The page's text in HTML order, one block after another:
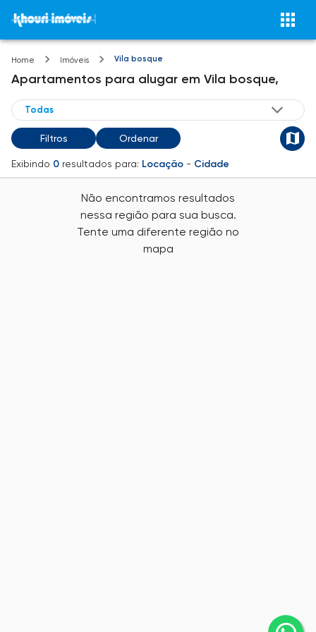
Home Imóveis Vila bosque
Apartamentos para alugar em Vila bosque,
Filtros Ordenar
Exibindo 0 resultados para: Locação - Cidade
Não encontramos resultados
nessa região para sua busca.
Tente uma diferente região no
mapa